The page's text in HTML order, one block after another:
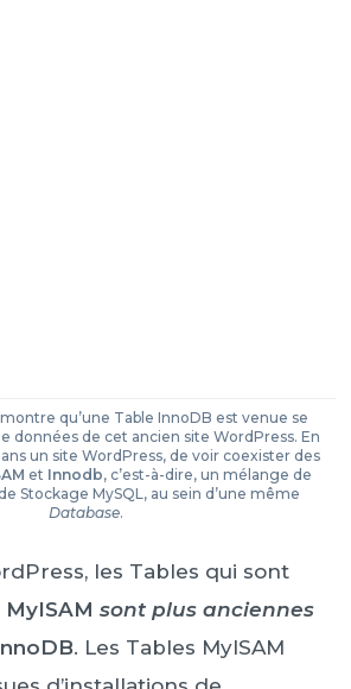
qu’une Table InnoDB est venue se
données de cet ancien site WordPress. En
un site WordPress, de voir coexister des
et Innodb, c’est-à-dire, un mélange de
Stockage MySQL, au sein d’une même
Database.
les Tables qui sont
MyISAM sont plus anciennes
. Les Tables MyISAM